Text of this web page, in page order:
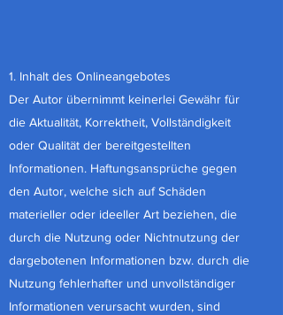
1. Inhalt des Onlineangebotes
Der Autor übernimmt keinerlei Gewähr für
die Aktualität, Korrektheit, Vollständigkeit
oder Qualität der bereitgestellten
Informationen. Haftungsansprüche gegen
den Autor, welche sich auf Schäden
materieller oder ideeller Art beziehen, die
durch die Nutzung oder Nichtnutzung der
dargebotenen Informationen bzw. durch die
Nutzung fehlerhafter und unvollständiger
Informationen verursacht wurden, sind